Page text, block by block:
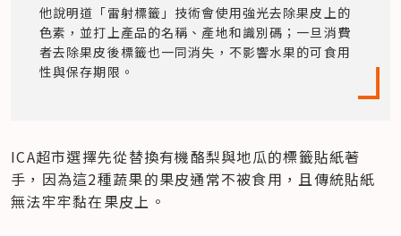
他說明道「雷射標籤」技術會使用強光去除果皮上的
色素，並打上產品的名稱、產地和識別碼；一旦消費
者去除果皮後標籤也一同消失，不影響水果的可食用
性與保存期限。
ICA超市選擇先從替換有機酪梨與地瓜的標籤貼紙著
手，因為這2種蔬果的果皮通常不被食用，且傳統貼紙
無法牢牢黏在果皮上。